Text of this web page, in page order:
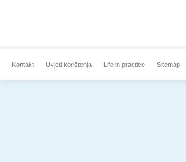
Kontakt Uvjeti korištenja Life in practice Sitemap